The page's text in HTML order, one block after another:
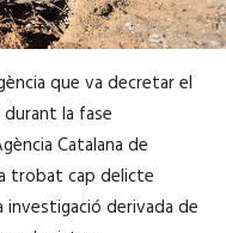
que va decretar el
la fase
Catalana de
trobat cap delicte
derivada de